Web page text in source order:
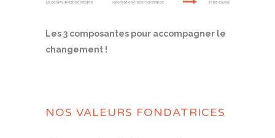
Les 3 composantes pour accompagner le
changement !
NOS VALEURS FONDATRICES